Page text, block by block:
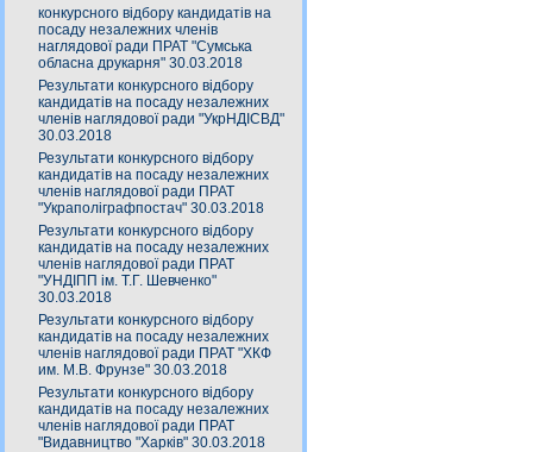
конкурсного відбору кандидатів на
посаду незалежних членів
наглядової ради ПРАТ "Сумська
обласна друкарня" 30.03.2018
Результати конкурсного відбору
кандидатів на посаду незалежних
членів наглядової ради "УкрНДІСВД"
30.03.2018
Результати конкурсного відбору
кандидатів на посаду незалежних
членів наглядової ради ПРАТ
"Украполіграфпостач" 30.03.2018
Результати конкурсного відбору
кандидатів на посаду незалежних
членів наглядової ради ПРАТ
"УНДІПП ім. Т.Г. Шевченко"
30.03.2018
Результати конкурсного відбору
кандидатів на посаду незалежних
членів наглядової ради ПРАТ "ХКФ
им. М.В. Фрунзе" 30.03.2018
Результати конкурсного відбору
кандидатів на посаду незалежних
членів наглядової ради ПРАТ
"Видавництво "Харків" 30.03.2018